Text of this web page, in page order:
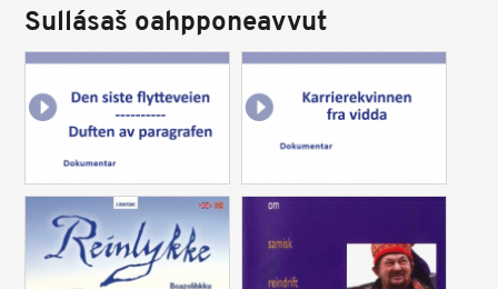
Sullásaš oahpponeavvut